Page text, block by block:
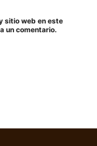
sitio web en este
un comentario.